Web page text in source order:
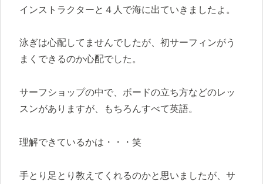
インストラクターと４人で海に出ていきましたよ。
泳ぎは心配してませんでしたが、初サーフィンがう
まくできるのか心配でした。
サーフショップの中で、ボードの立ち方などのレッ
スンがありますが、もちろんすべて英語。
理解できているかは・・・笑
手とり足とり教えてくれるのかと思いましたが、サ